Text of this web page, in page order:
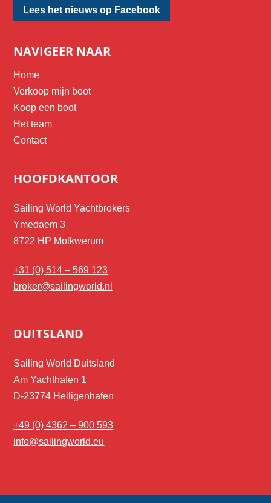
Lees het nieuws op Facebook
NAVIGEER NAAR
Home
Verkoop mijn boot
Koop een boot
Het team
Contact
HOOFDKANTOOR
Sailing World Yachtbrokers
Ymedaem 3
8722 HP Molkwerum
+31 (0) 514 – 569 123
broker@sailingworld.nl
DUITSLAND
Sailing World Duitsland
Am Yachthafen 1
D-23774 Heiligenhafen
+49 (0) 4362 – 900 593
info@sailingworld.eu